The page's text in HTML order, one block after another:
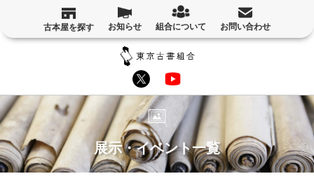
古本屋を探す お知らせ 組合について お問い合わせ
展示・イベント一覧